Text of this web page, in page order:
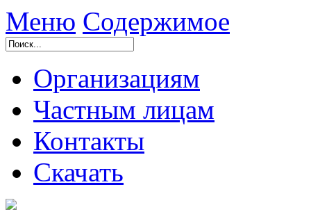
Меню Содержимое
Организациям
Частным лицам
Контакты
Скачать